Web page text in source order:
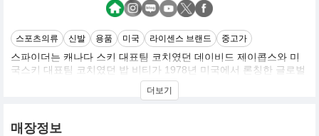
스포츠의류 신발 용품 미국 라이센스 브랜드 중고가
스파이더는 캐나다 스키 대표팀 코치였던 데이비드 제이콥스와 미
국스키 대표팀 코치였던 밥 비티가 1978년 미국에서 론칭한 글로벌
스포츠 브랜드입니다.국내에 론칭하는 스파이더는 스키전문분야를
중심으로한 토털스포츠브랜드로 고기능 트레이닝라인과 럭셔리 스
더보기
매장정보